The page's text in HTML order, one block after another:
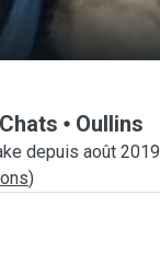
Oullins
depuis août 2019
)